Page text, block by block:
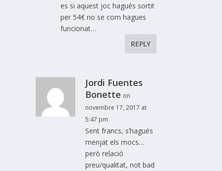
es si aquest joc hagués sortit
per 54€ no se com hagues
funcionat…
REPLY
Jordi Fuentes
Bonette on
novembre 17, 2017 at
5:47 pm
Sent francs, s’hagués
menjat els mocs…
però relació
preu/qualitat, not bad